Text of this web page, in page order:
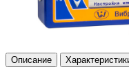
Описание